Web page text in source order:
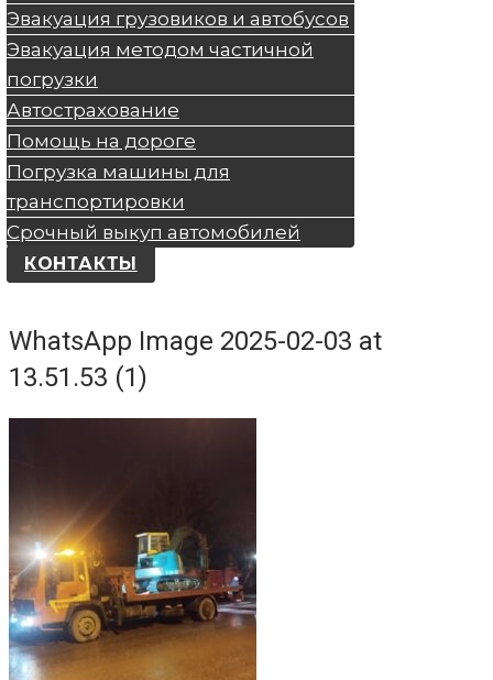
Эвакуация грузовиков и автобусов
Эвакуация методом частичной
погрузки
Автострахование
Помощь на дороге
Погрузка машины для
транспортировки
Срочный выкуп автомобилей
КОНТАКТЫ
WhatsApp Image 2025-02-03 at
13.51.53 (1)